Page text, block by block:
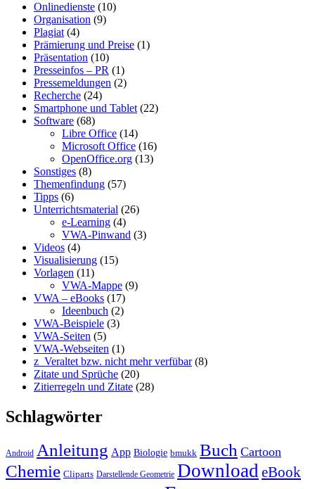
Onlinedienste (10)
Organisation (9)
Plagiat (4)
Prämierung und Preise (1)
Präsentation (10)
Presseinfos – PR (1)
Pressemeldungen (2)
Recherche (24)
Smartphone und Tablet (22)
Software (68)
Libre Office (14)
Microsoft Office (16)
OpenOffice.org (13)
Sonstiges (8)
Themenfindung (57)
Tipps (6)
Unterrichtsmaterial (26)
e-Learning (4)
VWA-Pinwand (3)
Videos (4)
Visualisierung (15)
Vorlagen (11)
VWA-Mappe (9)
VWA – eBooks (17)
Ideenbuch (2)
VWA-Beispiele (3)
VWA-Seiten (5)
VWA-Webseiten (1)
z_Veraltet bzw. nicht mehr verfübar(8)
Zitate und Sprüche (20)
Zitierregeln und Zitate (28)
Schlagwörter
Android Anleitung App Biologie bmukk Buch Cartoon
Chemie Cliparts Darstellende Geometrie Download eBook